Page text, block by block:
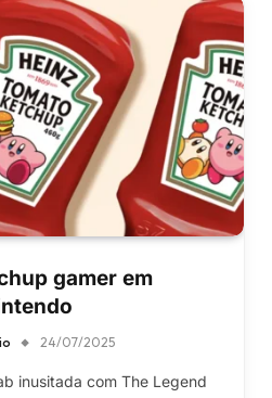
gamer em
24/07/2025
inusitada com The Legend